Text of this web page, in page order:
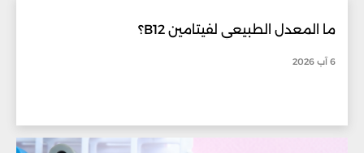
ما المعدل الطبيعي لفيتامين B12؟
6 آب 2026